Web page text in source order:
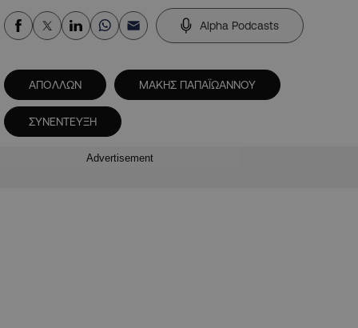
Alpha Podcasts
ΑΠΟΛΛΩΝ ΜΑΚΗΣ ΠΑΠΑΪΩΑΝΝΟΥ
ΣΥΝΕΝΤΕΥΞΗ
Advertisement